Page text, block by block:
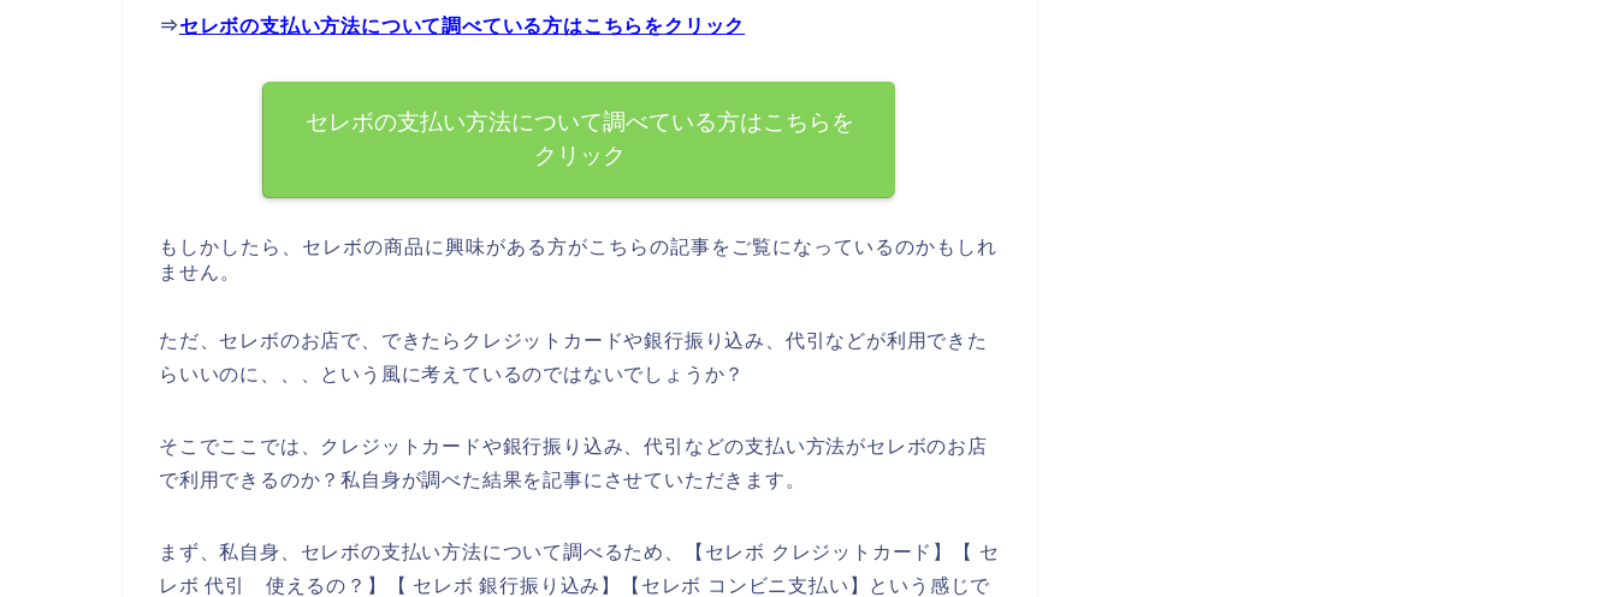
⇒セレボの支払い方法について調べている方はこちらをクリック
セレボの支払い方法について調べている方はこちらを
クリック
もしかしたら、セレボの商品に興味がある方がこちらの記事をご覧になっているのかもしれ
ません。
ただ、セレボのお店で、できたらクレジットカードや銀行振り込み、代引などが利用できた
らいいのに、、、という風に考えているのではないでしょうか？
そこでここでは、クレジットカードや銀行振り込み、代引などの支払い方法がセレボのお店
で利用できるのか？私自身が調べた結果を記事にさせていただきます。
まず、私自身、セレボの支払い方法について調べるため、【セレボ クレジットカード】【 セ
レボ 代引 使えるの？】【 セレボ 銀行振り込み】【セレボ コンビニ支払い】という感じで